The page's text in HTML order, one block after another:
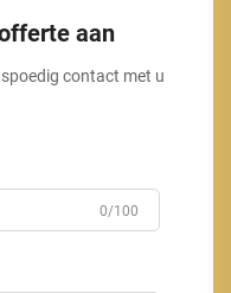
aan
contact met u
0/100